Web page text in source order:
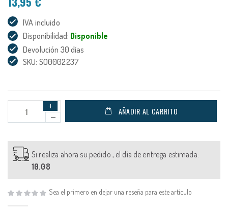
IVA incluido
Disponibilidad: Disponible
Devolución 30 días
SKU: SO0002237
AÑADIR AL CARRITO
Si realiza ahora su pedido , el día de entrega estimada:
10.08
Sea el primero en dejar una reseña para este artículo